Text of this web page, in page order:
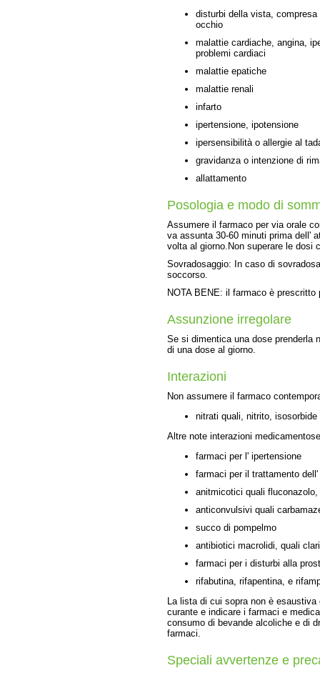
disturbi della vista,
occhio
malattie cardiache, angina,
problemi cardiaci
malattie epatiche
malattie renali
infarto
ipertensione, ipotensione
ipersensibilità o allergie al
gravidanza o intenzione di
allattamento
Posologia e modo di
Assumere il farmaco per via orale
va assunta 30-60 minuti prima dell'
volta al giorno.Non superare le dosi
Sovradosaggio: In caso di
soccorso.
NOTA BENE: il farmaco è prescritto
Assunzione irregolare
Se si dimentica una dose prenderla
di una dose al giorno.
Interazioni
Non assumere il farmaco
nitrati quali, nitrito,
Altre note interazioni
farmaci per l' ipertensione
farmaci per il trattamento
anitmicotici quali
anticonvulsivi quali
succo di pompelmo
antibiotici macrolidi, quali
farmaci per i disturbi alla
rifabutina, rifapentina, e
La lista di cui sopra non è
curante e indicare i farmaci e
consumo di bevande alcoliche e di
farmaci.
Speciali avvertenze e